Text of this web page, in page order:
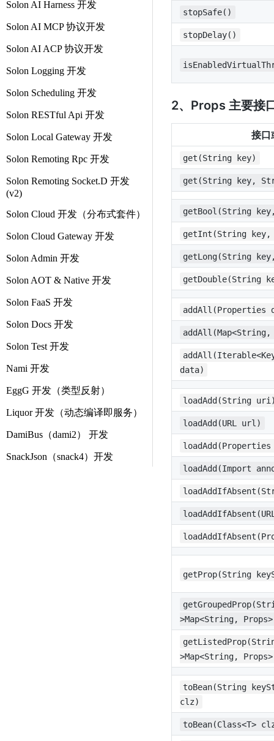
Solon AI Harness 开发
Solon AI MCP 协议开发
Solon AI ACP 协议开发
Solon Logging 开发
Solon Scheduling 开发
Solon RESTful Api 开发
Solon Local Gateway 开发
Solon Remoting Rpc 开发
Solon Remoting Socket.D 开发
(v2)
Solon Cloud 开发（分布式套件）
Solon Cloud Gateway 开发
Solon Admin 开发
Solon AOT & Native 开发
Solon FaaS 开发
Solon Docs 开发
Solon Test 开发
Nami 开发
EggG 开发（类型反射）
Liquor 开发（动态编译即服务）
DamiBus（dami2） 开发
SnackJson（snack4）开发
stopSafe()
stopDelay()
2、Props 主要接
接口
get(String key)
get(String key,
getBool(String
getInt(String
getLong(String
getDouble(String
addAll(Properties
data)
loadAdd(String
loadAdd(URL url)
loadAdd(Import
getProp(String
>Map<String, Props>
>Map<String, Props>
toBean(String
clz)
toBean(Class<T>